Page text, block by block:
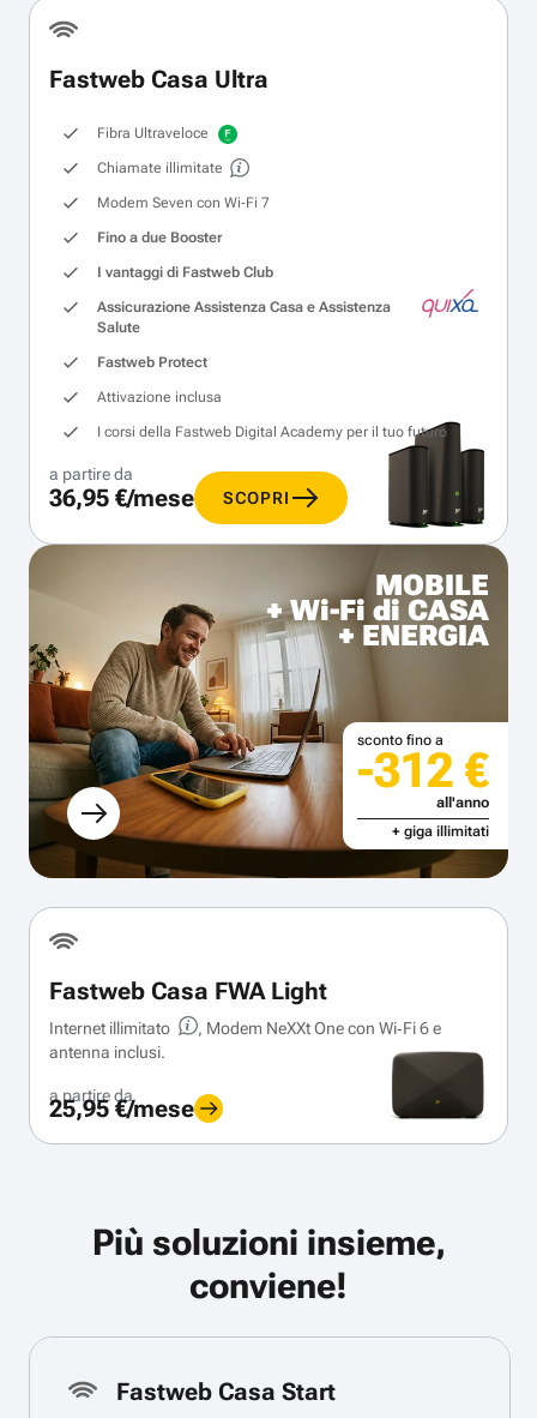
Fastweb Casa Ultra
Fibra Ultraveloce
Chiamate illimitate
Modem Seven con Wi‑Fi 7
Fino a due Booster
I vantaggi di Fastweb Club
Assicurazione Assistenza Casa e Assistenza
Salute
Fastweb Protect
Attivazione inclusa
I corsi della Fastweb Digital Academy per il tuo futuro
a partire da
36,95 €/mese SCOPRI
MOBILE
+ Wi-Fi di CASA
+ ENERGIA
sconto fino a
-312 €
all'anno
+ giga illimitati
Fastweb Casa FWA Light
Internet illimitato
, Modem NeXXt One con Wi‑Fi 6 e
antenna inclusi.
a partire da
25,95 €/mese
Più soluzioni insieme,
conviene!
Fastweb Casa Start